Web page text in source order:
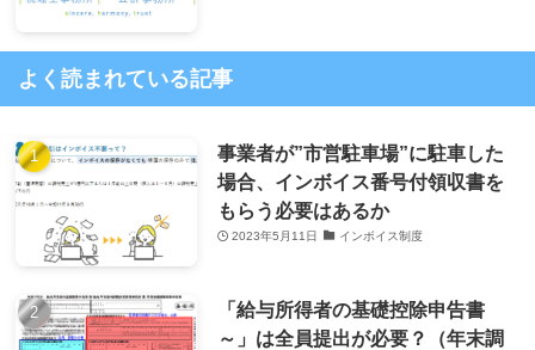
よく読まれている記事
事業者が”市営駐車場”に駐車した
場合、インボイス番号付領収書を
もらう必要はあるか
2023年5月11日 インボイス制度
「給与所得者の基礎控除申告書
～」は全員提出が必要？（年末調